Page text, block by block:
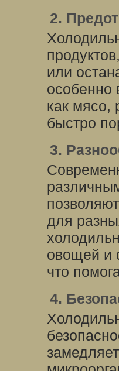
2.
или
особенно
как мясо,
быстро
3.
для
овощей и
что
4.